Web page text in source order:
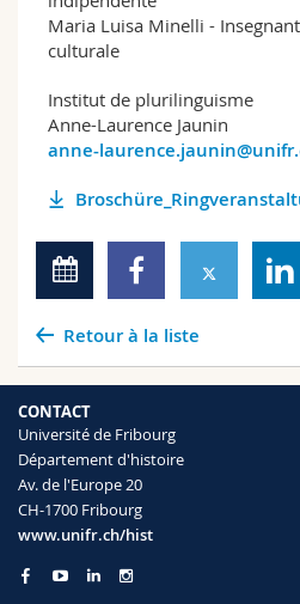
Maria Luisa Minelli -
culturale
Institut de plurilinguisme
Anne-Laurence Jaunin
anne-
Retour à la liste
CONTACT
Université de Fribourg
Département d'histoire
Av. de l'Europe 20
CH-1700 Fribourg
www.unifr.ch/hist